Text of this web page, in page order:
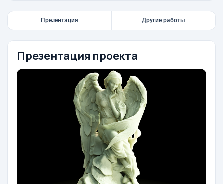
Презентация Другие работы
Презентация проекта